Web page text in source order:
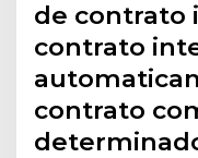
de contrato
contrato
contrato